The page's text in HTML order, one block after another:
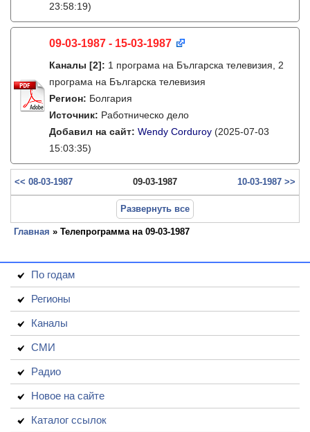
23:58:19)
09-03-1987 - 15-03-1987
Каналы [2]: 1 програма на Българска телевизия, 2
програма на Българска телевизия
Регион: Болгария
Источник: Работническо дело
Добавил на сайт: Wendy Corduroy (2025-07-03
15:03:35)
<< 08-03-1987 09-03-1987 10-03-1987 >>
Развернуть все
Главная » Телепрограмма на 09-03-1987
По годам
Регионы
Каналы
СМИ
Радио
Новое на сайте
Каталог ссылок